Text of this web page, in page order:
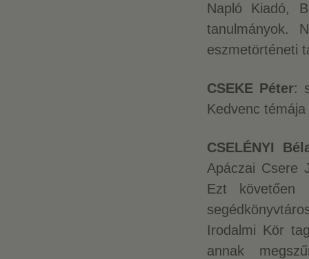
Napló Kiadó,
tanulmányok.
eszmetörténeti
CSEKE Péter:
Kedvenc
CSELÉNYI
Apáczai Csere
Ezt követően
Irodalmi Kör
annak